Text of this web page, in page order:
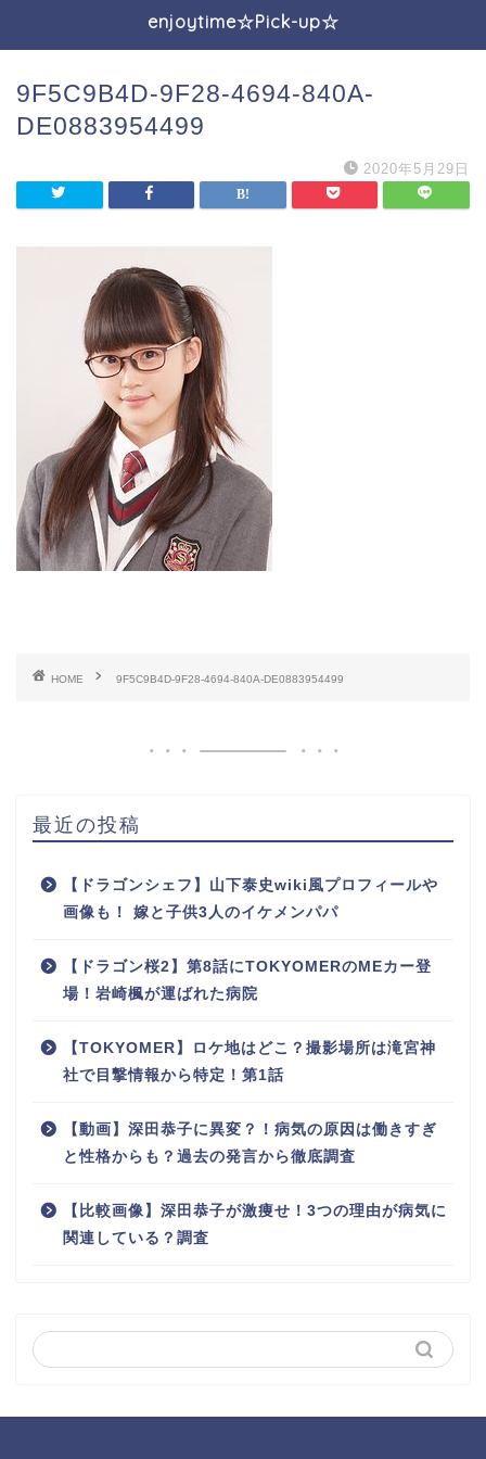
enjoytime☆Pick-up☆
9F5C9B4D-9F28-4694-840A-
DE0883954499
2020年5月29日
HOME 9F5C9B4D-9F28-4694-840A-DE0883954499
最近の投稿
【ドラゴンシェフ】山下泰史wiki風プロフィールや
画像も！ 嫁と子供3人のイケメンパパ
【ドラゴン桜2】第8話にTOKYOMERのMEカー登
場！岩崎楓が運ばれた病院
【TOKYOMER】ロケ地はどこ？撮影場所は滝宮神
社で目撃情報から特定！第1話
【動画】深田恭子に異変？！病気の原因は働きすぎ
と性格からも？過去の発言から徹底調査
【比較画像】深田恭子が激痩せ！3つの理由が病気に
関連している？調査